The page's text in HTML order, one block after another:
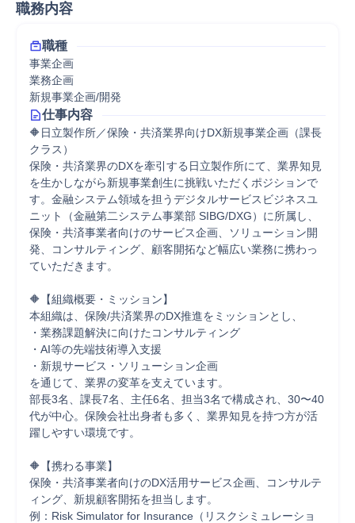
職務内容
職種
事業企画
業務企画
新規事業企画/開発
仕事内容
🔶日立製作所／保険・共済業界向けDX新規事業企画（課長
クラス）
保険・共済業界のDXを牽引する日立製作所にて、業界知見
を生かしながら新規事業創生に挑戦いただくポジションで
す。金融システム領域を担うデジタルサービスビジネスユ
ニット（金融第二システム事業部 SIBG/DXG）に所属し、
保険・共済事業者向けのサービス企画、ソリューション開
発、コンサルティング、顧客開拓など幅広い業務に携わっ
ていただきます。
🔶【組織概要・ミッション】
本組織は、保険/共済業界のDX推進をミッションとし、
・業務課題解決に向けたコンサルティング
・AI等の先端技術導入支援
・新規サービス・ソリューション企画
を通じて、業界の変革を支えています。
部長3名、課長7名、主任6名、担当3名で構成され、30〜40
代が中心。保険会社出身者も多く、業界知見を持つ方が活
躍しやすい環境です。
🔶【携わる事業】
保険・共済事業者向けのDX活用サービス企画、コンサルテ
ィング、新規顧客開拓を担当します。
例：Risk Simulator for Insurance（リスクシミュレーショ